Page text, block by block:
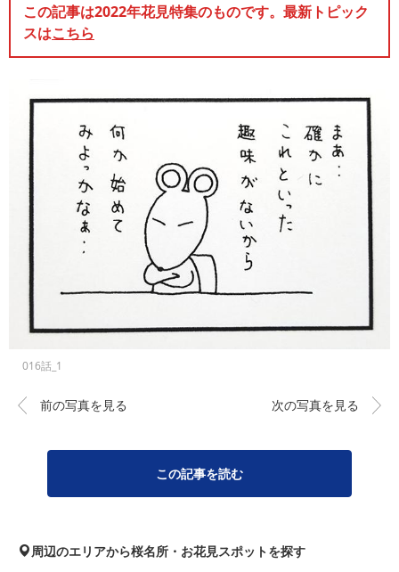
この記事は2022年花見特集のものです。最新トピック
スはこちら
016話_1
前の写真を見る 次の写真を見る
この記事を読む
周辺のエリアから桜名所・お花見スポットを探す